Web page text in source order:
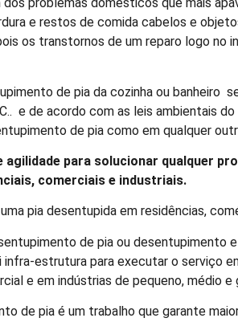
e restos de comida cabelos e
os transtornos de um reparo logo no
de pia da cozinha ou banheiro
e de acordo com as leis ambientais
de pia como em qualquer
para solucionar qualquer
comerciais e industriais.
pia desentupida em residências,
de pia ou desentupimento
estrutura para executar o serviço
e em indústrias de pequeno, médio e
de pia é um trabalho que garante